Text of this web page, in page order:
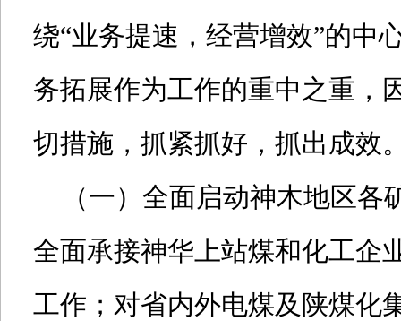
绕“业务提速，经营增效”的中
务拓展作为工作的重中之重，
切措施，抓紧抓好，抓出成效
（一）全面启动神木地区各
全面承接神华上站煤和化工企
工作；对省内外电煤及陕煤化